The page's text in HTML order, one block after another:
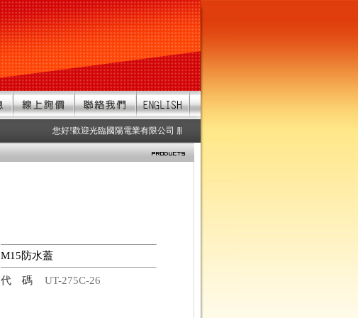
您好!歡迎光臨國陽電業有限公司 服務項目：防水連接器、防水接頭、防水連接
M15防水蓋
代碼 UT-275C-26